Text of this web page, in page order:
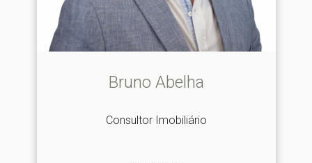
Bruno Abelha
Consultor Imobiliário